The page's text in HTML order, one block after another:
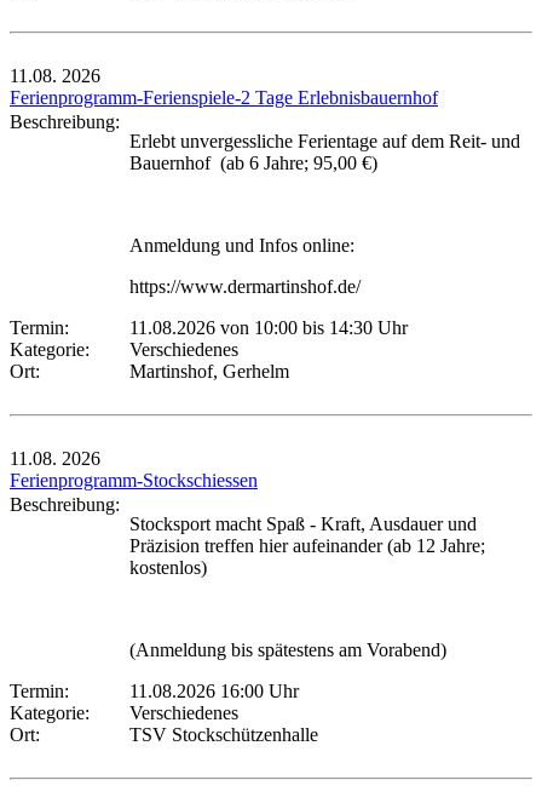
11.08. 2026
Ferienprogramm-Ferienspiele-2 Tage Erlebnisbauernhof
Beschreibung:
Erlebt unvergessliche Ferientage auf dem Reit- und
Bauernhof (ab 6 Jahre; 95,00 €)
Anmeldung und Infos online:
https://www.dermartinshof.de/
Termin:
11.08.2026 von 10:00 bis 14:30 Uhr
Kategorie:
Verschiedenes
Ort:
Martinshof, Gerhelm
11.08. 2026
Ferienprogramm-Stockschiessen
Beschreibung:
Stocksport macht Spaß - Kraft, Ausdauer und
Präzision treffen hier aufeinander (ab 12 Jahre;
kostenlos)
(Anmeldung bis spätestens am Vorabend)
Termin:
11.08.2026 16:00 Uhr
Kategorie:
Verschiedenes
Ort:
TSV Stockschützenhalle